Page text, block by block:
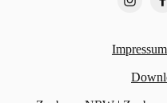
Impressum